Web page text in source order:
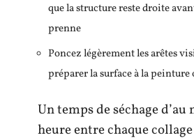
que la structure reste droite
prenne
Poncez légèrement les arêtes
préparer la surface à la peinture
Un temps de séchage d’au
heure entre chaque